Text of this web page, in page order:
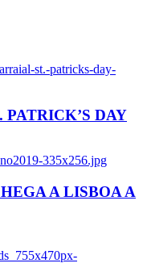
st.-patricks-day-
DAY
335x256.jpg
A LISBOA A